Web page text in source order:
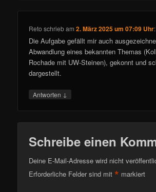
Reto schriebam2. März 2025 um 07:09 Uhr:
Die Aufgabe gefällt mir auch
Abwandlung eines bekannten Themas
Rochade mit UW-Steinen), gekonnt und
dargestellt.
Antworten ↓
Schreibe einen
Deine E-Mail-Adresse wird nicht
Erforderliche Felder sind mit* markiert